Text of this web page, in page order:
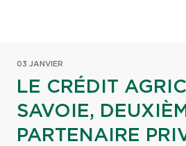
03 JANVIER
LE CRÉDIT
SAVOIE,
PARTENAIRE